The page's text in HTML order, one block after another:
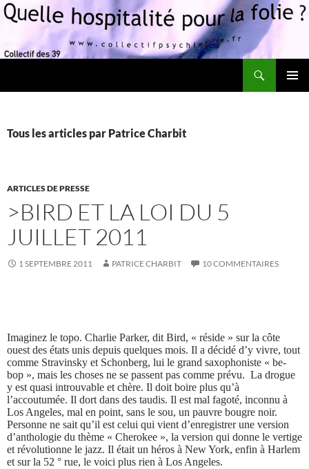
Tous les articles par Patrice Charbit
ARTICLES DE PRESSE
>BIRD ET LA LOI DU 5
JUILLET 2011
1 SEPTEMBRE 2011 PATRICE CHARBIT 10 COMMENTAIRES
Imaginez le topo. Charlie Parker, dit Bird, « réside » sur la côte
ouest des états unis depuis quelques mois. Il a décidé d’y vivre, tout
comme Stravinsky et Schonberg, lui le grand saxophoniste « be-
bop », mais les choses ne se passent pas comme prévu. La drogue
y est quasi introuvable et chère. Il doit boire plus qu’à
l’accoutumée. Il dort dans des taudis. Il est mal fagoté, inconnu à
Los Angeles, mal en point, sans le sou, un pauvre bougre noir.
Personne ne sait qu’il est celui qui vient d’enregistrer une version
d’anthologie du thème « Cherokee », la version qui donne le vertige
et révolutionne le jazz. Il était un héros à New York, enfin à Harlem
et sur la 52 ° rue, le voici plus rien à Los Angeles.